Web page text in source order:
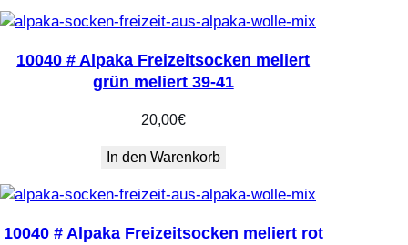
3
g
10040 # Alpaka Freizeitsocken meliert
grün meliert 39-41
20,00€
In den Warenkorb
10040 # Alpaka Freizeitsocken meliert rot